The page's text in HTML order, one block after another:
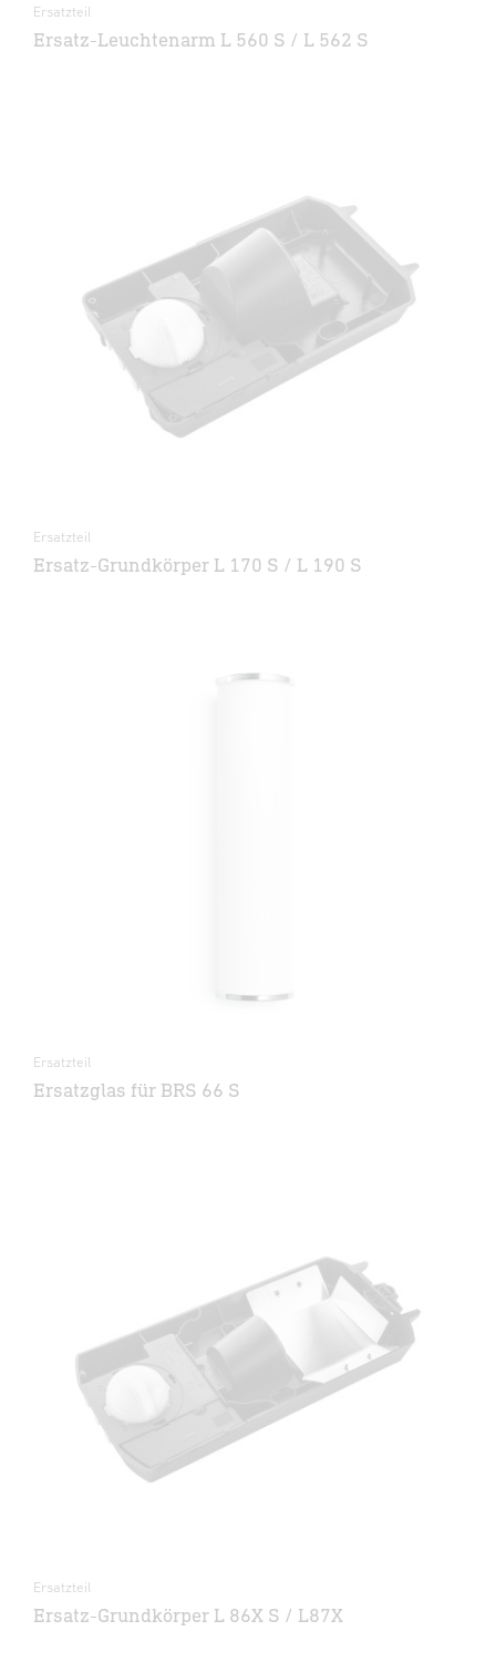
Ersatzteil
Ersatz-Leuchtenarm L 560 S / L 562 S
Ersatzteil
Ersatz-Grundkörper L 170 S / L 190 S
Ersatzteil
Ersatzglas für BRS 66 S
Ersatzteil
Ersatz-Grundkörper L 86X S / L87X